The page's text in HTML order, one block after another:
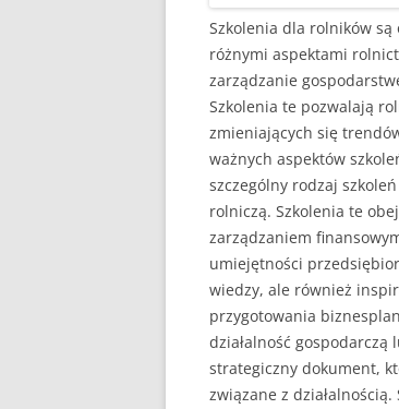
Szkolenia dla rolników
różnymi aspektami
zarządzanie
Szkolenia te pozwalają
zmieniających się
ważnych aspektów
szczególny rodzaj
rolniczą. Szkolenia te
zarządzaniem
umiejętności
wiedzy, ale również
przygotowania
działalność
strategiczny dokument,
związane z